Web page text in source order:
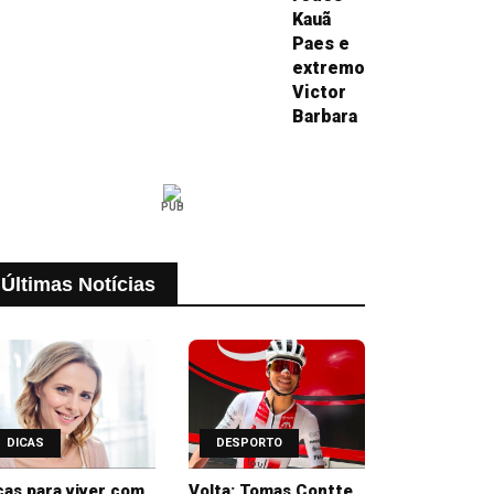
Kauã
Paes e
extremo
Victor
Barbara
PUB
Últimas Notícias
DICAS DESPORTO